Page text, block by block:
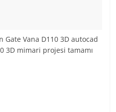
Gate Vana D110 3D autocad
3D mimari projesi tamamı